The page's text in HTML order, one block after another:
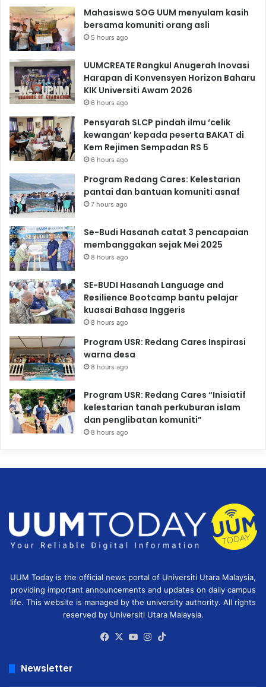
Mahasiswa SOG UUM menyulam kasih
bersama komuniti orang asli
5 hours ago
UUMCREATE Rangkul Anugerah Inovasi
Harapan di Konvensyen Horizon Baharu
KIK Universiti Awam 2026
6 hours ago
Pensyarah SLCP pindah ilmu ‘celik
kewangan’ kepada peserta BAKAT di
Kem Rejimen Sempadan RS 5
6 hours ago
Program Redang Cares: Kelestarian
pantai dan bantuan komuniti asnaf
7 hours ago
Se-Budi Hasanah catat 3 pencapaian
membanggakan sejak Mei 2025
8 hours ago
SE-BUDI Hasanah Language and
Resilience Bootcamp bantu pelajar
kuasai Bahasa Inggeris
8 hours ago
Program USR: Redang Cares Inspirasi
warna desa
8 hours ago
Program USR: Redang Cares “Inisiatif
kelestarian tanah perkuburan islam
dan penglibatan komuniti”
8 hours ago
UUM Today is the official news portal of Universiti Utara Malaysia,
providing important announcements and updates on daily campus
life. This website is managed by the university authority. All rights
reserved by Universiti Utara Malaysia.
Facebook
X YouTubeInstagram
Newsletter